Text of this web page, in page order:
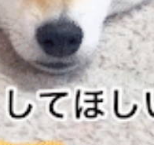
ォロー
pecocats
ねこ部をフォロー